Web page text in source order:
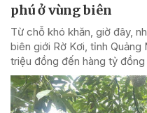
phú ở vùng biên
Từ chỗ khó khăn, giờ đây,
biên giới Rờ Kơi, tỉnh
triệu đồng đến hàng tỷ